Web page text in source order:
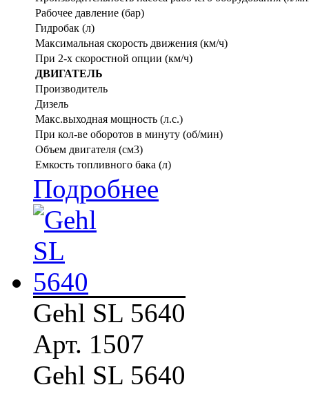
Рабочее давление (бар)
Гидробак (л)
Максимальная скорость движения (км/ч)
При 2-х скоростной опции (км/ч)
ДВИГАТЕЛЬ
Производитель
Дизель
Макс.выходная мощность (л.с.)
При кол-ве оборотов в минуту (об/мин)
Объем двигателя (см3)
Емкость топливного бака (л)
Подробнее
Gehl SL 5640
Арт. 1507
Gehl SL 5640